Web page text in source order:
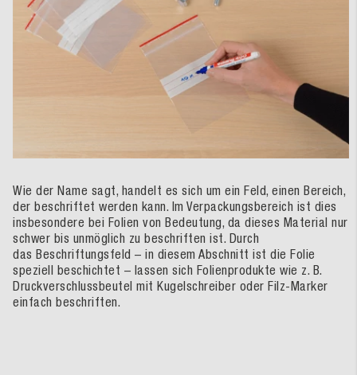
Wie der Name sagt, handelt es sich um ein Feld, einen Bereich,
der beschriftet werden kann. Im Verpackungsbereich ist dies
insbesondere bei Folien von Bedeutung, da dieses Material nur
schwer bis unmöglich zu beschriften ist. Durch
das Beschriftungsfeld – in diesem Abschnitt ist die Folie
speziell beschichtet – lassen sich Folienprodukte wie z. B.
Druckverschlussbeutel mit Kugelschreiber oder Filz-Marker
einfach beschriften.